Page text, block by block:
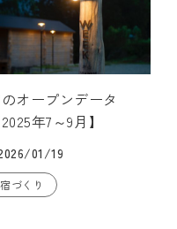
オープンデータ
2025年7～9月】
01/19
宿づくり